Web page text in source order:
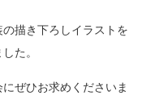
描き下ろしイラストを
た。
ぜひお求めくださいま